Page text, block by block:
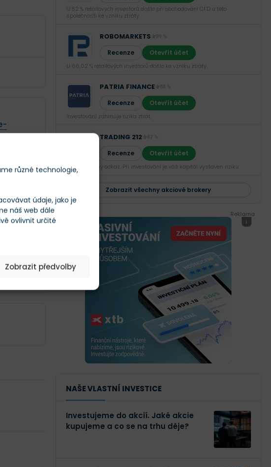
různé technologie,
údaje, jako je
náš web dále
ovlivnit určité
Zobrazit předvolby
U 52 % retailových investorů došlo při obchodování CFD u této
společnosti ke vzniku ztráty.
ROBOMARKETS
Recenze Otevřít účet
U 66,02 % retailových investorů došlo ke vzniku ztráty.
PATRIA FINANCE
Recenze Otevřít účet
Investování zahrnuje rizika ztrát.‎
TRADING 212
Recenze Otevřít účet
Sponzorovaný odkaz. Při investování je váš kapitál vystaven riziku.
Zobrazit všechny akciové brokery
Reklama
i
NAŠE VLASTNÍ INVESTICE
Investujeme do akcií. Jaké akcie
kupujeme a co se na trhu děje?